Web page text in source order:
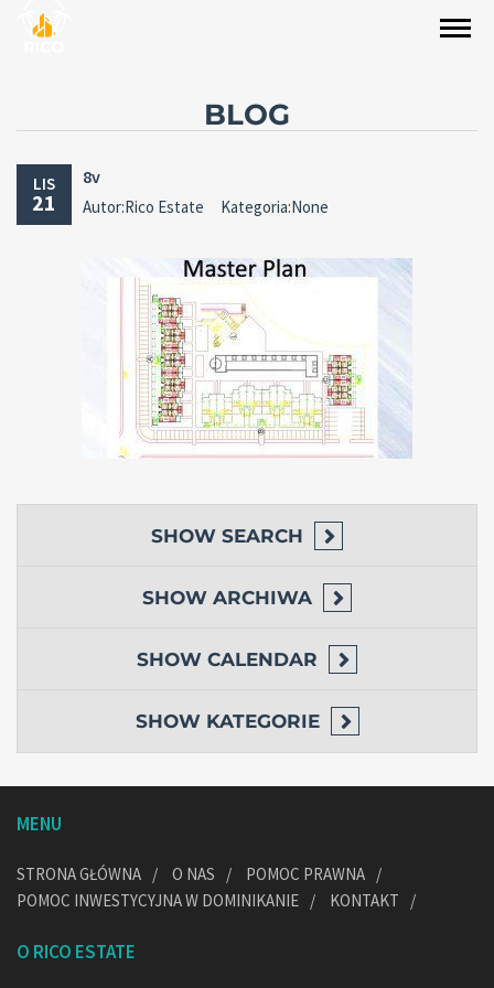
BLOG
LIS
21
8v
Autor:Rico Estate Kategoria:None
SHOW SEARCH
SHOW ARCHIWA
SHOW CALENDAR
SHOW KATEGORIE
MENU
STRONA GŁÓWNA O NAS
POMOC PRAWNA
POMOC INWESTYCYJNA W DOMINIKANIE
KONTAKT
O RICO ESTATE